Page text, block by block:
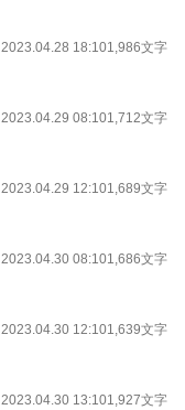
2023.04.28 18:101,986文字
2023.04.29 08:101,712文字
2023.04.29 12:101,689文字
2023.04.30 08:101,686文字
2023.04.30 12:101,639文字
2023.04.30 13:101,927文字